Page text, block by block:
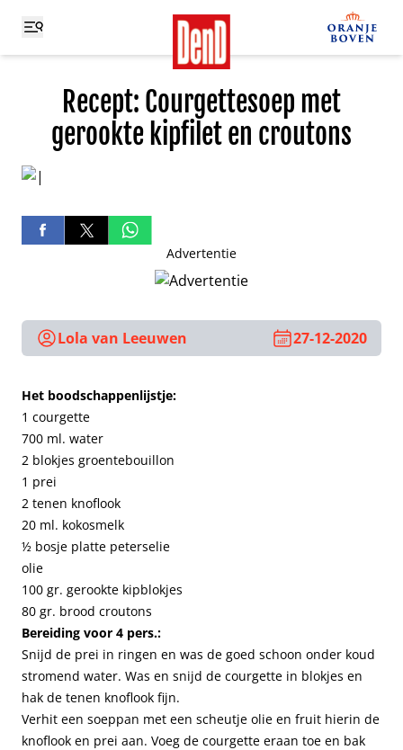
Recept: Courgettesoep met
gerookte kipfilet en croutons
Advertentie
Lola van Leeuwen 27-12-2020
Het boodschappenlijstje:
1 courgette
700 ml. water
2 blokjes groentebouillon
1 prei
2 tenen knoflook
20 ml. kokosmelk
½ bosje platte peterselie
olie
100 gr. gerookte kipblokjes
80 gr. brood croutons
Bereiding voor 4 pers.:
Snijd de prei in ringen en was de goed schoon onder koud
stromend water. Was en snijd de courgette in blokjes en
hak de tenen knoflook fijn.
Verhit een soeppan met een scheutje olie en fruit hierin de
knoflook en prei aan. Voeg de courgette eraan toe en bak